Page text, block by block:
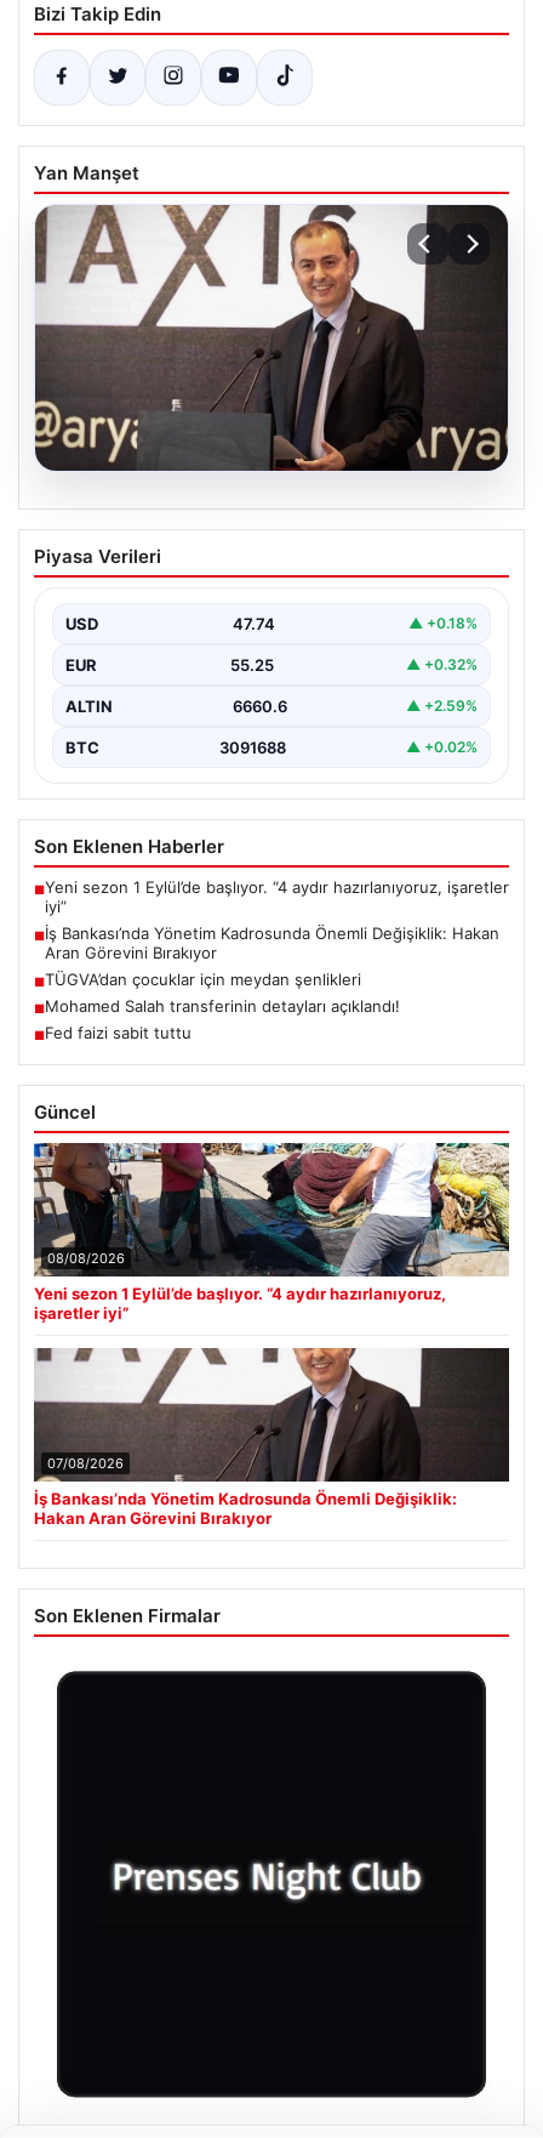
Bizi Takip Edin
Yan Manşet
İş Bankası’nda Yönetim Kadrosunda
Önemli Değişiklik: Hakan Aran Görevini
Türkiye’nin köklü finans kuruluşlarından İş Bankası’nda
Genel…
Piyasa Verileri
USD 47.74 ▲ +0.18%
EUR 55.25 ▲ +0.32%
ALTIN 6660.6 ▲ +2.59%
BTC 3091688 ▲ +0.02%
Son Eklenen Haberler
■Yeni sezon 1 Eylül’de başlıyor. “4 aydır hazırlanıyoruz, işaretler
iyi”
■İş Bankası’nda Yönetim Kadrosunda Önemli Değişiklik: Hakan
Aran Görevini Bırakıyor
■TÜGVA’dan çocuklar için meydan şenlikleri
■Mohamed Salah transferinin detayları açıklandı!
■Fed faizi sabit tuttu
Güncel
08/08/2026
Yeni sezon 1 Eylül’de başlıyor. “4 aydır hazırlanıyoruz,
işaretler iyi”
07/08/2026
İş Bankası’nda Yönetim Kadrosunda Önemli Değişiklik:
Hakan Aran Görevini Bırakıyor
Son Eklenen Firmalar